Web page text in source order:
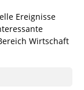
Ereignisse
Wirtschaft